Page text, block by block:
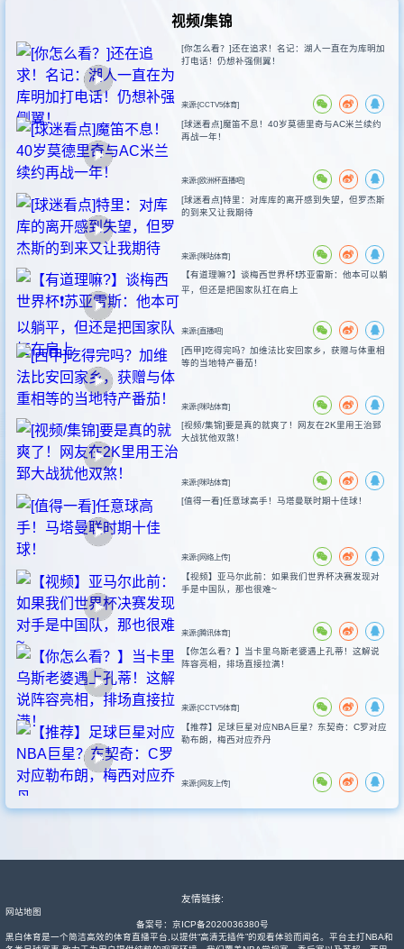
视频/集锦
[你怎么看？]还在追求！名记：湖人一直在为库明加
打电话！仍想补强侧翼！
来源:[CCTV5体育]
[球迷看点]魔笛不息！40岁莫德里奇与AC米兰续约
再战一年！
来源:[欧洲杯直播吧]
[球迷看点]特里：对库库的离开感到失望，但罗杰斯
的到来又让我期待
来源:[咪咕体育]
【有道理嘛?】谈梅西世界杯❗苏亚雷斯：他本可以躺
平，但还是把国家队扛在肩上
来源:[直播吧]
[西甲]吃得完吗？加维法比安回家乡，获赠与体重相
等的当地特产番茄！
来源:[咪咕体育]
[视频/集锦]要是真的就爽了！网友在2K里用王治郅
大战犹他双煞！
来源:[咪咕体育]
[值得一看]任意球高手！马塔曼联时期十佳球！
来源:[网络上传]
【视频】亚马尔此前：如果我们世界杯决赛发现对
手是中国队，那也很难~
来源:[腾讯体育]
【你怎么看？】当卡里乌斯老婆遇上孔蒂！这解说
阵容亮相，排场直接拉满！
来源:[CCTV5体育]
【推荐】足球巨星对应NBA巨星？东契奇：C罗对应
勒布朗，梅西对应乔丹
来源:[网友上传]
友情链接:
网站地图
备案号： 京ICP备2020036380号
黑白体育是一个简洁高效的体育直播平台,以提供“高清无插件”的观看体验而闻名。平台主打NBA和